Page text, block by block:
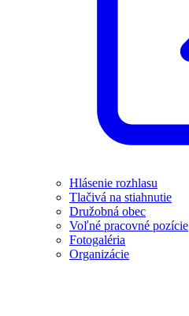
Hlásenie rozhlasu
Tlačivá na stiahnutie
Družobná obec
Voľné pracovné pozície
Fotogaléria
Organizácie